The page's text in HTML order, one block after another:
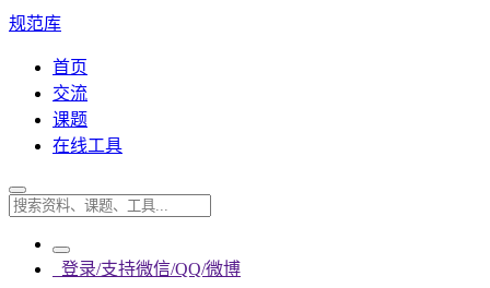
规范库
首页
交流
课题
在线工具
登录/支持微信/QQ/微博